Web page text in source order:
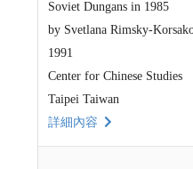
Soviet Dungans in 1985
by Svetlana Rimsky-
1991
Center for Chinese Studies
Taipei Taiwan
詳細內容